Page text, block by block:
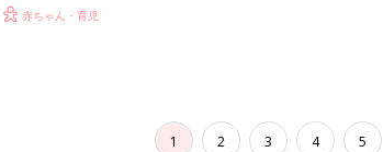
赤ちゃん・育児
1 2 3 4 5